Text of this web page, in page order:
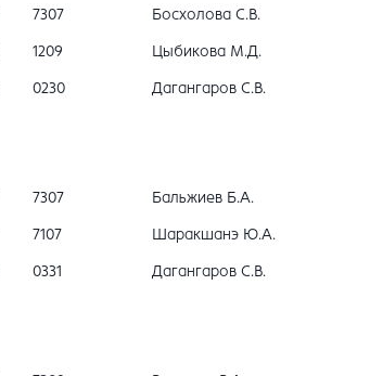
7307 Босхолова С.В.
1209 Цыбикова М.Д.
0230 Дагангаров С.В.
7307 Бальжиев Б.А.
7107 Шаракшанэ Ю.А.
0331 Дагангаров С.В.